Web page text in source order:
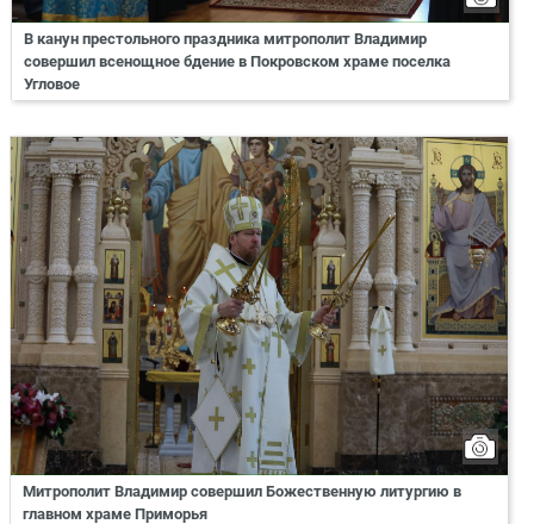
В канун престольного праздника митрополит Владимир
совершил всенощное бдение в Покровском храме поселка
Угловое
Митрополит Владимир совершил Божественную литургию в
главном храме Приморья